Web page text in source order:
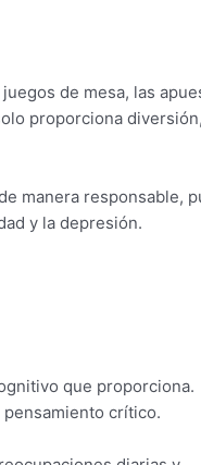
de mesa, las
proporciona
manera responsable,
y la depresión.
que proporciona.
crítico.